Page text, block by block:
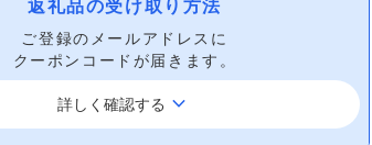
返礼品の受け取り方法
ご登録のメールアドレスに
クーポンコードが届きます。
詳しく確認する keyboard_arrow_down